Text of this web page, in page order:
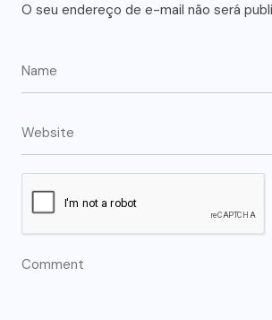
O seu endereço de e-mail não será